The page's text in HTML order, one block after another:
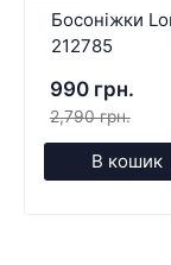
Босоніжки
212785
990 грн.
2,790 грн.
В кошик